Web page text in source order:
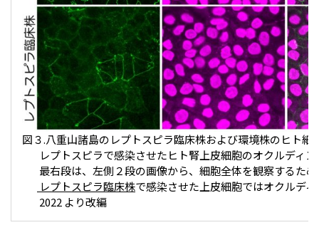
図３.八重山諸島のレプトスピラ臨床株および環境株のヒト細
レプトスピラで感染させたヒト腎上皮細胞のオクルディ
最右段は、左側２段の画像から、細胞全体を観察するた
レプトスピラ臨床株で感染させた上皮細胞ではオクルデ
2022 より改編